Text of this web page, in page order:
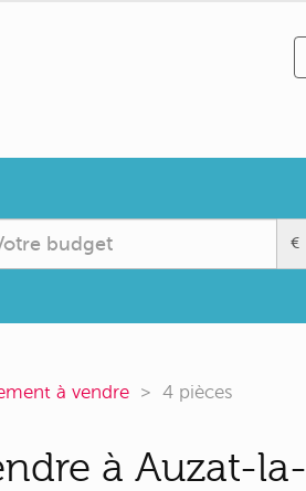
€
à vendre 4 pièces
à Auzat-la-